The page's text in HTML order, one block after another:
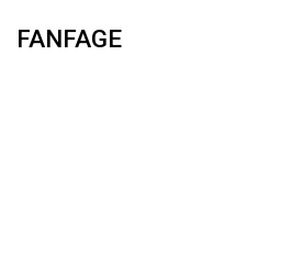
FANFAGE